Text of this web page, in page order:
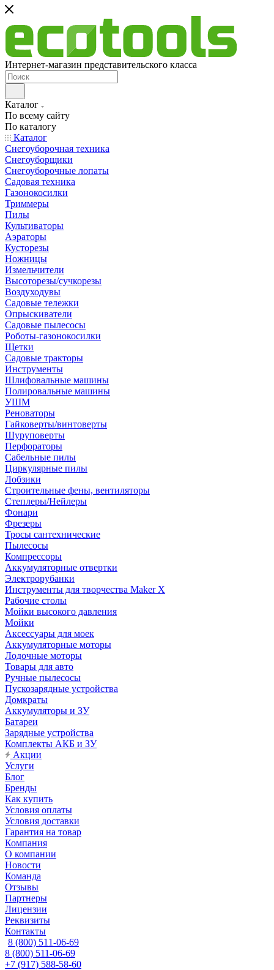
Интернет-магазин представительского класса
Каталог
По всему сайту
По каталогу
Каталог
Снегоуборочная техника
Снегоуборщики
Снегоуборочные лопаты
Садовая техника
Газонокосилки
Триммеры
Пилы
Культиваторы
Аэраторы
Кусторезы
Ножницы
Измельчители
Высоторезы/сучкорезы
Воздуходувы
Садовые тележки
Опрыскиватели
Садовые пылесосы
Роботы-газонокосилки
Щетки
Садовые тракторы
Инструменты
Шлифовальные машины
Полировальные машины
УШМ
Реноваторы
Гайковерты/винтоверты
Шуруповерты
Перфораторы
Сабельные пилы
Циркулярные пилы
Лобзики
Строительные фены, вентиляторы
Степлеры/Нейлеры
Фонари
Фрезеры
Тросы сантехнические
Пылесосы
Компрессоры
Аккумуляторные отвертки
Электрорубанки
Инструменты для творчества Maker X
Рабочие столы
Мойки высокого давления
Мойки
Аксессуары для моек
Аккумуляторные моторы
Лодочные моторы
Товары для авто
Ручные пылесосы
Пускозарядные устройства
Домкраты
Аккумуляторы и ЗУ
Батареи
Зарядные устройства
Комплекты АКБ и ЗУ
Акции
Услуги
Блог
Бренды
Как купить
Условия оплаты
Условия доставки
Гарантия на товар
Компания
О компании
Новости
Команда
Отзывы
Партнеры
Лицензии
Реквизиты
Контакты
8 (800) 511-06-69
8 (800) 511-06-69
+7 (917) 588-58-60